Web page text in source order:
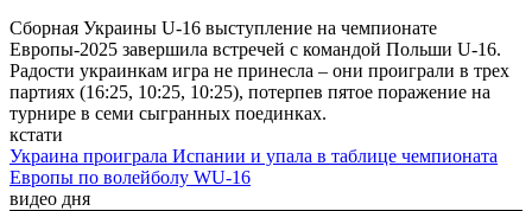
Сборная Украины U-16 выступление на чемпионате
Европы-2025 завершила встречей с командой Польши U-16.
Радости украинкам игра не принесла – они проиграли в трех
партиях (16:25, 10:25, 10:25), потерпев пятое поражение на
турнире в семи сыгранных поединках.
кстати
Украина проиграла Испании и упала в таблице чемпионата
Европы по волейболу WU-16
видео дня